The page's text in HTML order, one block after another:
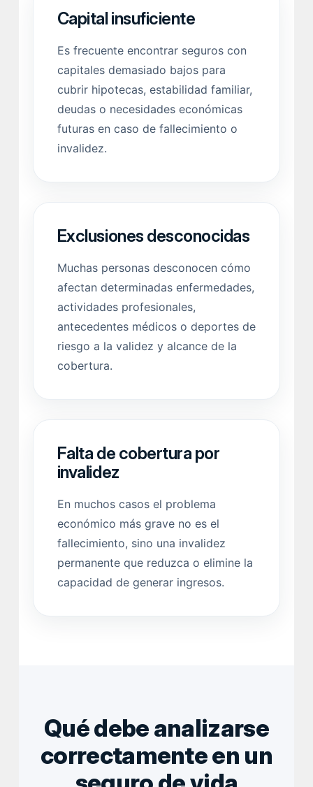
Capital insuficiente
Es frecuente encontrar seguros con
capitales demasiado bajos para
cubrir hipotecas, estabilidad familiar,
deudas o necesidades económicas
futuras en caso de fallecimiento o
invalidez.
Exclusiones desconocidas
Muchas personas desconocen cómo
afectan determinadas enfermedades,
actividades profesionales,
antecedentes médicos o deportes de
riesgo a la validez y alcance de la
cobertura.
Falta de cobertura por
invalidez
En muchos casos el problema
económico más grave no es el
fallecimiento, sino una invalidez
permanente que reduzca o elimine la
capacidad de generar ingresos.
Qué debe analizarse
correctamente en un